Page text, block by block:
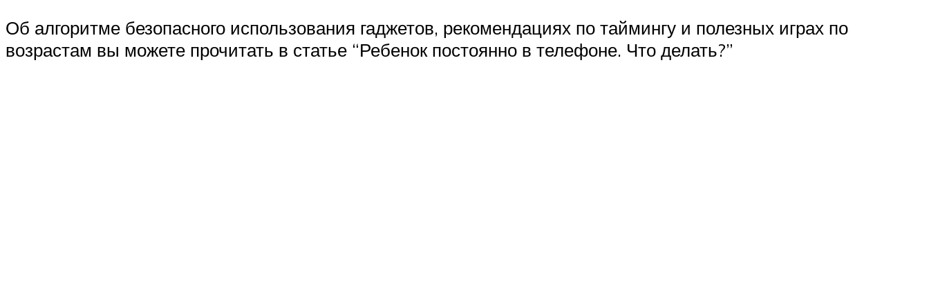
Об алгоритме безопасного использования гаджетов, рекомендациях по таймингу и полезных играх по
возрастам вы можете прочитать в статье “Ребенок постоянно в телефоне. Что делать?”